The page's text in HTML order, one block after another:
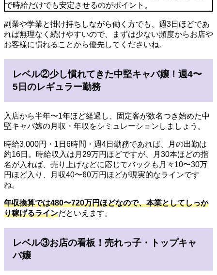
で時給だけでも安定させるのがポイント。
副業や学業と掛け持ちしながら働く方でも、週3日ほどであ
れば無理なく続けやすいので、まずは少ない頻度からお店や
お客様に慣れることから優先してくださいね。
レベル②少し慣れてきた中堅キャバ嬢！週4〜
5日のレギュラー勤務
入店から半年〜1年ほど経過し、固定客が数名つき始めた中
堅キャバ嬢の月収・年収をシミュレーションしましょう。
時給3,000円・1日6時間・週4日勤務であれば、月の出勤は
約16日。時給収入は月29万円ほどですが、月30本ほどの指
名が入れば、売り上げなどに応じてバックも月々10〜30万
円ほど入り、月収40〜60万円ほどが現実的なラインです
ね。
年収換算では480〜720万円ほどなので、本業としてしっか
り稼げるラインだといえます。
レベル③お店の看板！売れっ子・トップキャ
バ嬢